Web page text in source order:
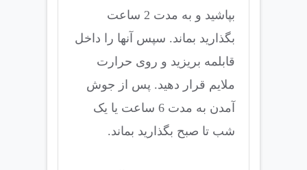
بپاشید و به مدت 2 ساعت
بگذارید بماند. سپس آنها را داخل
قابلمه بریزید و روی حرارت
ملایم قرار دهید. پس از جوش
آمدن به مدت 6 ساعت یا یک
شب تا صبح بگذارید بماند.